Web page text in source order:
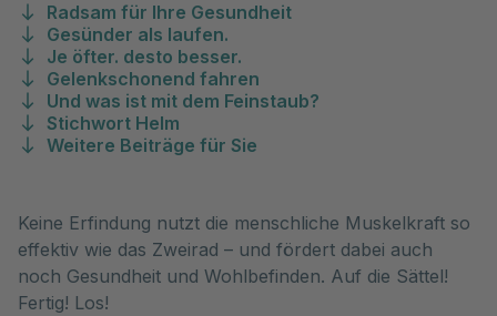
Radsam für Ihre Gesundheit
Gesünder als laufen.
Je öfter. desto besser.
Gelenkschonend fahren
Und was ist mit dem Feinstaub?
Stichwort Helm
Weitere Beiträge für Sie
Keine Erfindung nutzt die menschliche Muskelkraft so
effektiv wie das Zweirad – und fördert dabei auch
noch Gesundheit und Wohlbefinden. Auf die Sättel!
Fertig! Los!